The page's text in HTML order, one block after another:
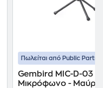
Πωλείται από Public
Gembird MIC-D-03
Μικρόφωνο - Μαύρο